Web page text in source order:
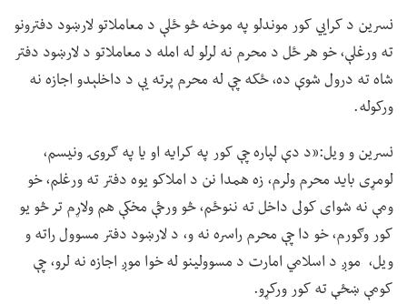
نسرین د کرايي کور موندلو په موخه څو ځلې د معاملاتو لارښود دفترونو
ته ورغلې، خو هر ځل د محرم نه لرلو له امله د معاملاتو د لارښود دفتر
شاه ته درول شوې ده، ځکه چې له محرم پرته یې د داخلېدو اجازه نه
ورکوله.
نسرین و ویل:«د دې لپاره چې کور په کرایه او یا په ګروۍ ونیسم،
لومړی باید محرم ولرم، زه همدا نن د املاکو یوه دفتر ته ورغلم، خو
ومې نه شوای کولی داخل ته ننوځم، څو ورځې مخکې هم ولاړم تر څو یو
کور وګورم، خو دا چې محرم راسره نه و، د لارښود دفتر مسوول راته و
ویل، موږ د اسلامي امارت د مسوولینو له خوا موږ اجازه نه لرو، چې
کومې ښځې ته کور ورکړو.